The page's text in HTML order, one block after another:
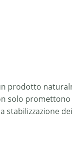
prodotto
solo